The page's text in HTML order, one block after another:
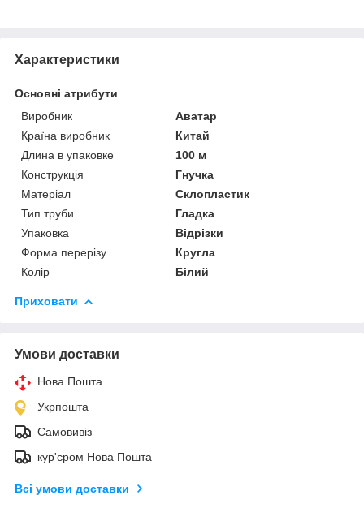
Характеристики
Основні атрибути
Виробник
Аватар
Країна виробник
Китай
Длина в упаковке
100 м
Конструкція
Гнучка
Матеріал
Склопластик
Тип труби
Гладка
Упаковка
Відрізки
Форма перерізу
Кругла
Колір
Білий
Приховати
Умови доставки
Нова Пошта
Укрпошта
Самовивіз
кур'єром Нова Пошта
Всі умови доставки